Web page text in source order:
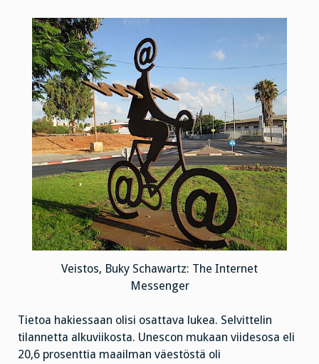
Veistos, Buky Schawartz: The Internet
Messenger
Tietoa hakiessaan olisi osattava lukea. Selvittelin
tilannetta alkuviikosta. Unescon mukaan viidesosa eli
20,6 prosenttia maailman väestöstä oli